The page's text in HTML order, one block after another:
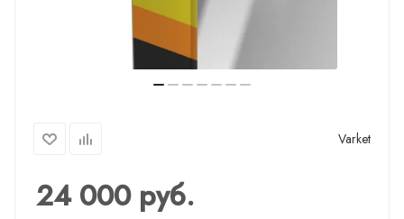
Varket
24 000руб.